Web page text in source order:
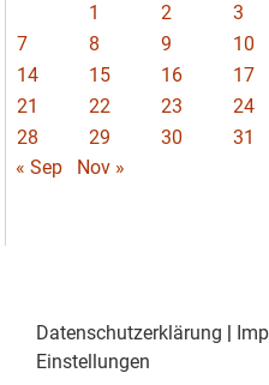
1 2 3
7
8 9 10
14
15 16 17
21
22 23 24
28
29 30
31
« Sep
Nov »
Datenschutzerklärung |
Einstellungen